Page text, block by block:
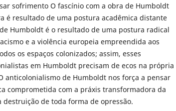
sofrimento O fascínio com a obra de Humboldt
é resultado de uma postura acadêmica distante
Humboldt é o resultado de uma postura radical
e a violência europeia empreendida aos
os espaços colonizados; assim, esses
em Humboldt precisam de ecos na própria
anticolonialismo de Humboldt nos força a pensar
comprometida com a práxis transformadora da
de toda forma de opressão.